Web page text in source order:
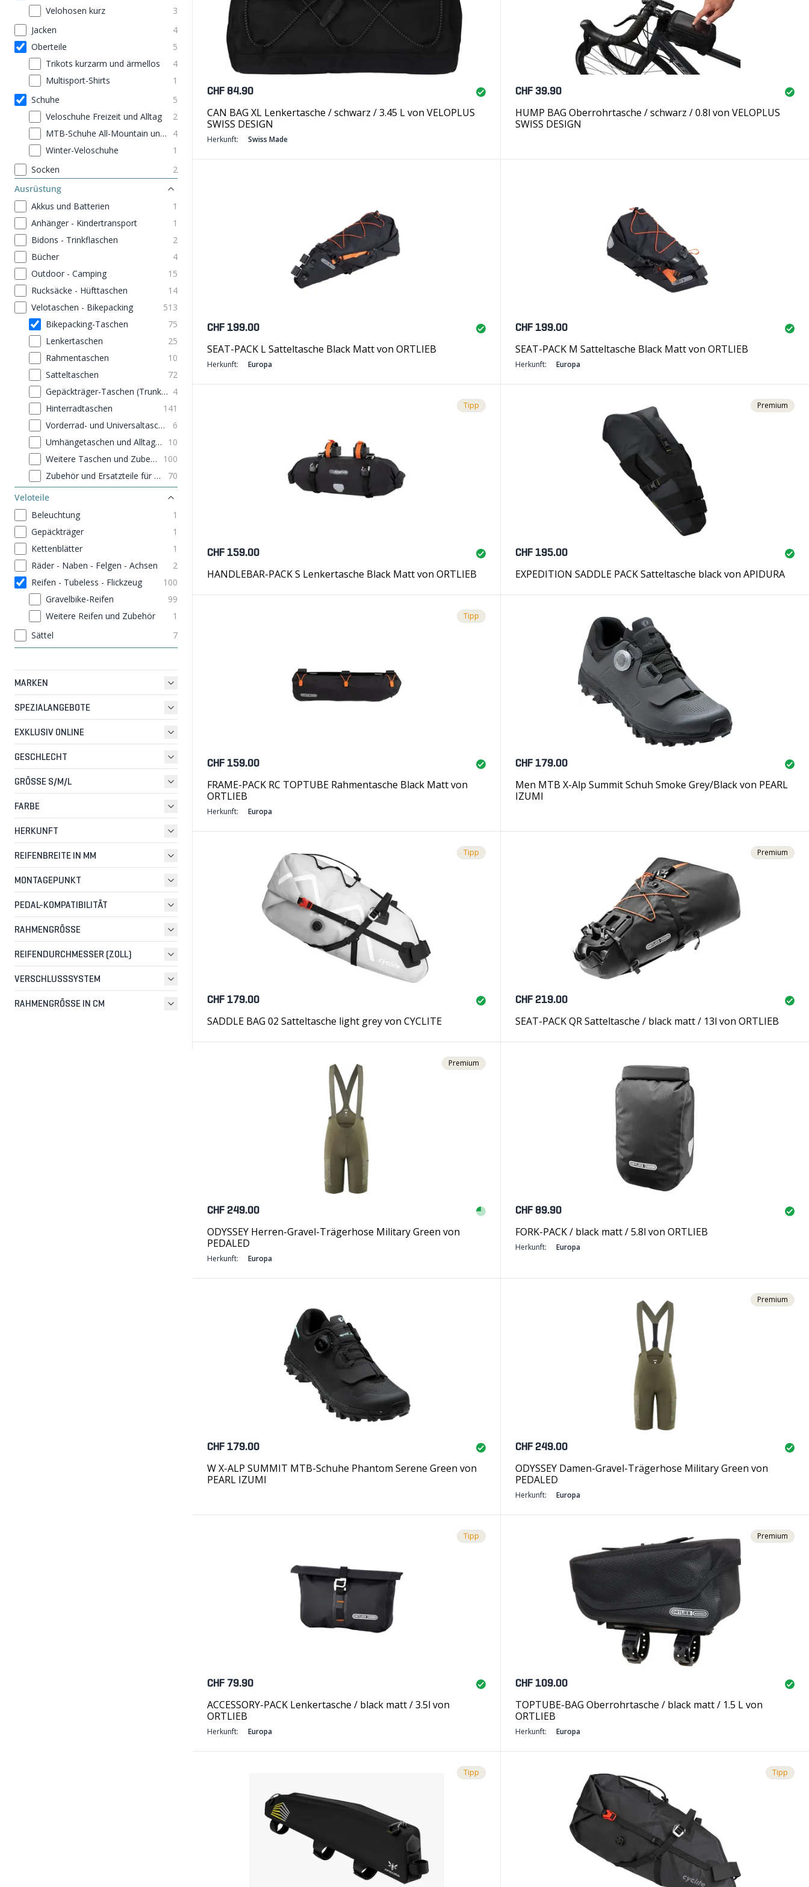
Velohosen kurz
3
Jacken
4
Oberteile
5
Trikots kurzarm und ärmellos
4
Multisport-Shirts
1
Schuhe
5
Veloschuhe Freizeit und Alltag
2
MTB-Schuhe All-Mountain und Touren
4
Winter-Veloschuhe
1
Socken
2
Ausrüstung
Akkus und Batterien
1
Anhänger - Kindertransport
1
Bidons - Trinkflaschen
2
Bücher
4
Outdoor - Camping
15
Rucksäcke - Hüfttaschen
14
Velotaschen - Bikepacking
513
Bikepacking-Taschen
75
Lenkertaschen
25
Rahmentaschen
10
Satteltaschen
72
Gepäckträger-Taschen (Trunk Bags) 4
Hinterradtaschen
141
Vorderrad- und Universaltaschen
6
Umhängetaschen und Alltagsrucksäcke
10
Weitere Taschen und Zubehör
100
Zubehör und Ersatzteile für Taschen
70
Veloteile
Beleuchtung
1
Gepäckträger
1
Kettenblätter
1
Räder - Naben - Felgen - Achsen
2
Reifen - Tubeless - Flickzeug
100
Gravelbike-Reifen
99
Weitere Reifen und Zubehör
1
Sättel
7
MARKEN
SPEZIALANGEBOTE
EXKLUSIV ONLINE
GESCHLECHT
GRÖSSE S/M/L
FARBE
HERKUNFT
REIFENBREITE IN MM
MONTAGEPUNKT
PEDAL-KOMPATIBILITÄT
RAHMENGRÖSSE
REIFENDURCHMESSER (ZOLL)
VERSCHLUSSSYSTEM
RAHMENGRÖSSE IN CM
CHF 84.90
CAN BAG XL Lenkertasche / schwarz / 3.45 L von VELOPLUS
SWISS DESIGN
Herkunft: Swiss Made
CHF 39.90
HUMP BAG Oberrohrtasche / schwarz / 0.8l von VELOPLUS
SWISS DESIGN
CHF 199.00
SEAT-PACK L Satteltasche Black Matt von ORTLIEB
Herkunft: Europa
CHF 199.00
SEAT-PACK M Satteltasche Black Matt von ORTLIEB
Herkunft: Europa
Tipp
CHF 159.00
HANDLEBAR-PACK S Lenkertasche Black Matt von ORTLIEB
Premium
CHF 195.00
EXPEDITION SADDLE PACK Satteltasche black von APIDURA
Tipp
CHF 159.00
FRAME-PACK RC TOPTUBE Rahmentasche Black Matt von
ORTLIEB
Herkunft: Europa
CHF 179.00
Men MTB X-Alp Summit Schuh Smoke Grey/Black von PEARL
IZUMI
Tipp
CHF 179.00
SADDLE BAG 02 Satteltasche light grey von CYCLITE
Premium
CHF 219.00
SEAT-PACK QR Satteltasche / black matt / 13l von ORTLIEB
Premium
CHF 249.00
ODYSSEY Herren-Gravel-Trägerhose Military Green von
PEDALED
Herkunft: Europa
CHF 89.90
FORK-PACK / black matt / 5.8l von ORTLIEB
Herkunft: Europa
CHF 179.00
W X-ALP SUMMIT MTB-Schuhe Phantom Serene Green von
PEARL IZUMI
Premium
CHF 249.00
ODYSSEY Damen-Gravel-Trägerhose Military Green von
PEDALED
Herkunft: Europa
Tipp
CHF 79.90
ACCESSORY-PACK Lenkertasche / black matt / 3.5l von
ORTLIEB
Herkunft: Europa
Premium
CHF 109.00
TOPTUBE-BAG Oberrohrtasche / black matt / 1.5 L von
ORTLIEB
Herkunft: Europa
Tipp Tipp